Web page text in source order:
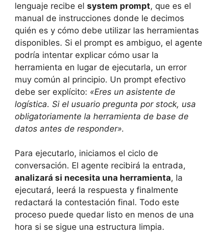
lenguaje recibe el system prompt, que es el
manual de instrucciones donde le decimos
quién es y cómo debe utilizar las herramientas
disponibles. Si el prompt es ambiguo, el agente
podría intentar explicar cómo usar la
herramienta en lugar de ejecutarla, un error
muy común al principio. Un prompt efectivo
debe ser explícito: «Eres un asistente de
logística. Si el usuario pregunta por stock, usa
obligatoriamente la herramienta de base de
datos antes de responder».
Para ejecutarlo, iniciamos el ciclo de
conversación. El agente recibirá la entrada,
analizará si necesita una herramienta, la
ejecutará, leerá la respuesta y finalmente
redactará la contestación final. Todo este
proceso puede quedar listo en menos de una
hora si se sigue una estructura limpia.